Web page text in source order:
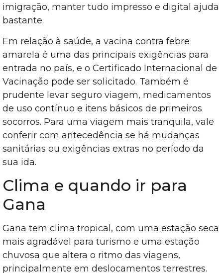
imigração, manter tudo impresso e digital ajuda
bastante.
Em relação à saúde, a vacina contra febre
amarela é uma das principais exigências para
entrada no país, e o Certificado Internacional de
Vacinação pode ser solicitado. Também é
prudente levar seguro viagem, medicamentos
de uso contínuo e itens básicos de primeiros
socorros. Para uma viagem mais tranquila, vale
conferir com antecedência se há mudanças
sanitárias ou exigências extras no período da
sua ida.
Clima e quando ir para
Gana
Gana tem clima tropical, com uma estação seca
mais agradável para turismo e uma estação
chuvosa que altera o ritmo das viagens,
principalmente em deslocamentos terrestres.